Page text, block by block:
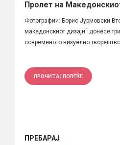
Пролет на
Фотографии: Борис Јурмовски
македонскиот дизајн“ донесе
современото визуелно
ПРОЧИТАЈ ПОВЕЌЕ
ПРЕБАРАЈ